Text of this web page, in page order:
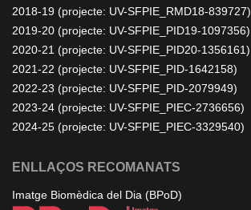
2018-19 (projecte: UV-SFPIE_RMD18-839727)
2019-20 (projecte: UV-SFPIE_PID19-1097356)
2020-21 (projecte: UV-SFPIE_PID20-1356161)
2021-22 (projecte: UV-SFPIE_PID-1642158)
2022-23 (projecte: UV-SFPIE_PID-2079949)
2023-24 (projecte: UV-SFPIE_PIEC-2736656)
2024-25 (projecte: UV-SFPIE_PIEC-3329540)
ENLLAÇOS RECOMANATS
Imatge Biomèdica del Dia (BPoD)